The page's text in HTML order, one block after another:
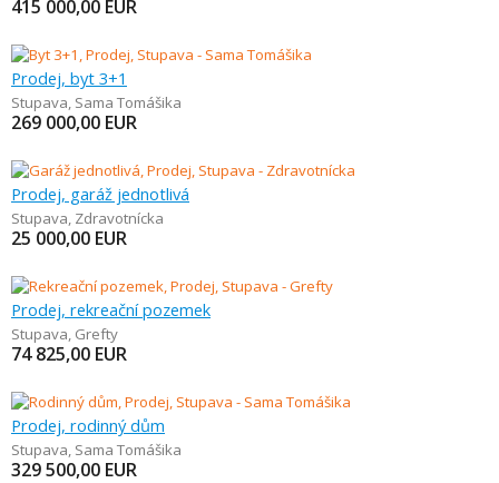
415 000,00 EUR
Prodej, byt 3+1
Stupava, Sama Tomášika
269 000,00 EUR
Prodej, garáž jednotlivá
Stupava, Zdravotnícka
25 000,00 EUR
Prodej, rekreační pozemek
Stupava, Grefty
74 825,00 EUR
Prodej, rodinný dům
Stupava, Sama Tomášika
329 500,00 EUR